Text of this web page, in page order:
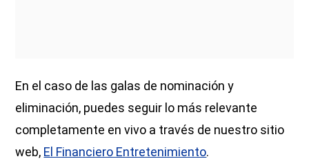
En el caso de las galas de nominación y
eliminación, puedes seguir lo más relevante
completamente en vivo a través de nuestro sitio
web, El Financiero Entretenimiento.